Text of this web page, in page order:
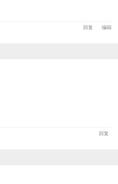
回复 编辑
回复